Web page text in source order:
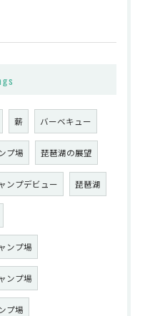
薪 バーベキュー
プ場 琵琶湖の展望
ンプデビュー 琵琶湖
ンプ場
ンプ場
プ場